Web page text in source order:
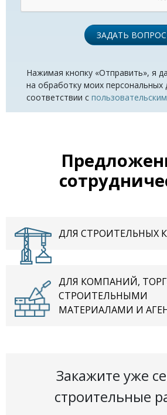
ЗАДАТЬ ВОПРОС
Нажимая кнопку «Отправить», я
на обработку моих персональных
соответствии с
ДЛЯ СТРОИТЕЛЬНЫХ
ДЛЯ КОМПАНИЙ,
СТРОИТЕЛЬНЫМИ
МАТЕРИАЛАМИ И
Закажите уже
строительные